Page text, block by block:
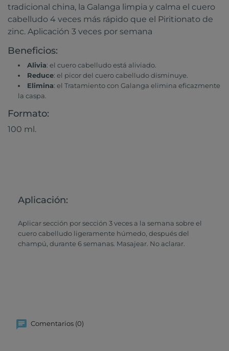
tradicional china, la Galanga limpia y calma el cuero
cabelludo 4 veces más rápido que el Piritionato de
zinc. Aplicación 3 veces por semana
Beneficios:
Alivia: el cuero cabelludo está aliviado.
Reduce: el picor del cuero cabelludo disminuye.
Elimina: el Tratamiento con Galanga elimina eficazmente
la caspa.
Formato:
100 ml.
Aplicación:
Aplicar sección por sección 3 veces a la semana sobre el
cuero cabelludo ligeramente húmedo, después del
champú, durante 6 semanas. Masajear. No aclarar.
Comentarios (0)